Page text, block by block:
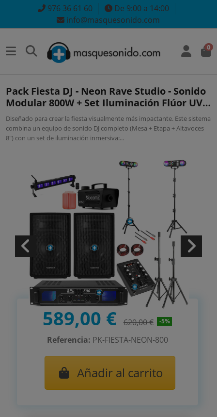
976 36 61 60
De 9:00 a 14:00
info@masquesonido.com
0
Pack Fiesta DJ - Neon Rave Studio - Sonido
Modular 800W + Set Iluminación Flúor UV
& Humo
Diseñado para crear la fiesta visualmente más impactante. Este sistema
combina un equipo de sonido DJ completo (Mesa + Etapa + Altavoces
8") con un set de iluminación inmersiva:...
589,00 € 620,00 € -5%
Referencia: PK-FIESTA-NEON-800
Añadir al carrito